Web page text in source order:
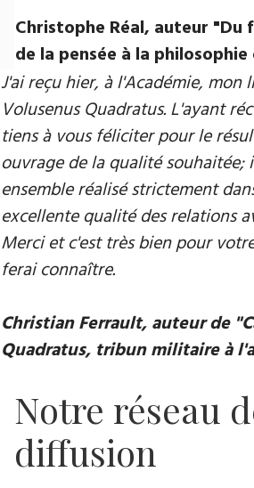
Christophe Réal, auteur ​"Du
de la pensée à la
J'ai reçu hier, à l'Académie, mon
Volusenus Quadratus. L'ayant
tiens à vous féliciter pour le
ouvrage de la qualité souhaitée;
ensemble réalisé strictement
excellente qualité des relations
Merci et c'est très bien pour
ferai connaître.
Christian Ferrault, auteur de
Quadratus, tribun militaire à
Notre réseau
diffusion